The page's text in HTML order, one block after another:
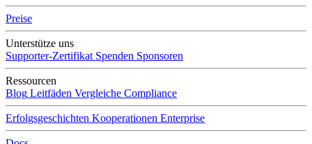
Preise
Unterstütze uns
Supporter-Zertifikat Spenden Sponsoren
Ressourcen
Blog Leitfäden Vergleiche Compliance
Erfolgsgeschichten Kooperationen Enterprise